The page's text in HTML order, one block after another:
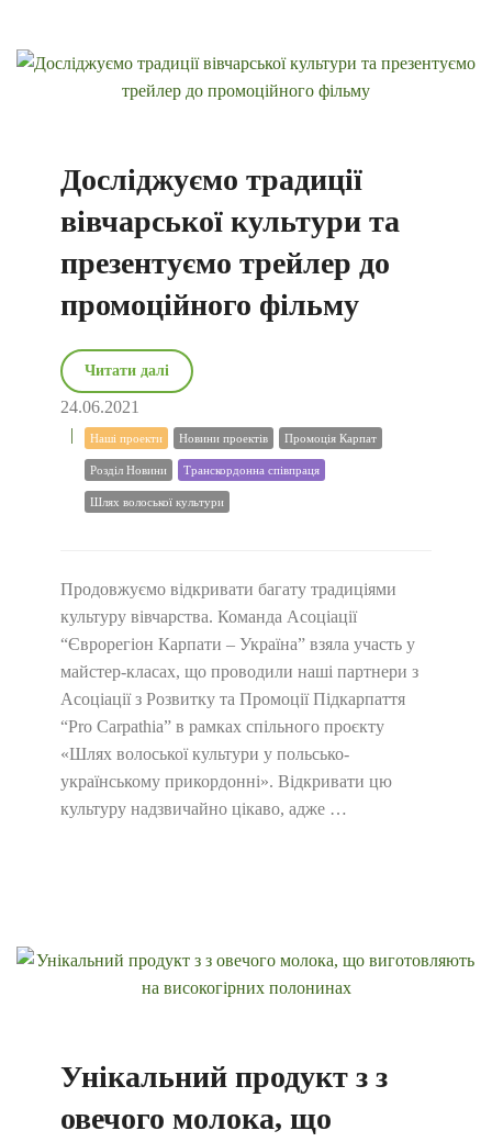
Досліджуємо традиції
вівчарської культури та
презентуємо трейлер до
промоційного фільму
Читати далі
24.06.2021
Наші проекти Новини проектів Промоція Карпат
Розділ Новини Транскордонна співпраця
Шлях волоської культури
Продовжуємо відкривати багату традиціями
культуру вівчарства. Команда Асоціації
“Єврорегіон Карпати – Україна” взяла участь у
майстер-класах, що проводили наші партнери з
Асоціації з Розвитку та Промоції Підкарпаття
“Pro Carpathia” в рамках спільного проєкту
«Шлях волоської культури у польсько-
українському прикордонні». Відкривати цю
культуру надзвичайно цікаво, адже …
Унікальний продукт з з
овечого молока, що